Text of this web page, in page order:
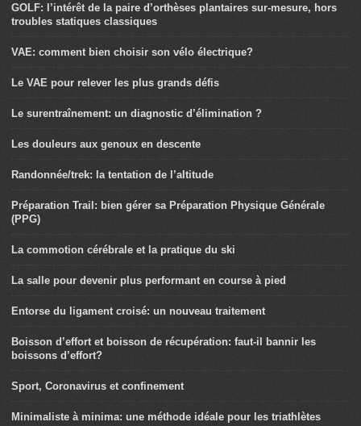
GOLF: l’intérêt de la paire d’orthèses plantaires sur-mesure, hors
troubles statiques classiques
VAE: comment bien choisir son vélo électrique?
Le VAE pour relever les plus grands défis
Le surentraînement: un diagnostic d’élimination ?
Les douleurs aux genoux en descente
Randonnée/trek: la tentation de l’altitude
Préparation Trail: bien gérer sa Préparation Physique Générale
(PPG)
La commotion cérébrale et la pratique du ski
La salle pour devenir plus performant en course à pied
Entorse du ligament croisé: un nouveau traitement
Boisson d’effort et boisson de récupération: faut-il bannir les
boissons d’effort?
Sport, Coronavirus et confinement
Minimaliste à minima: une méthode idéale pour les triathlètes